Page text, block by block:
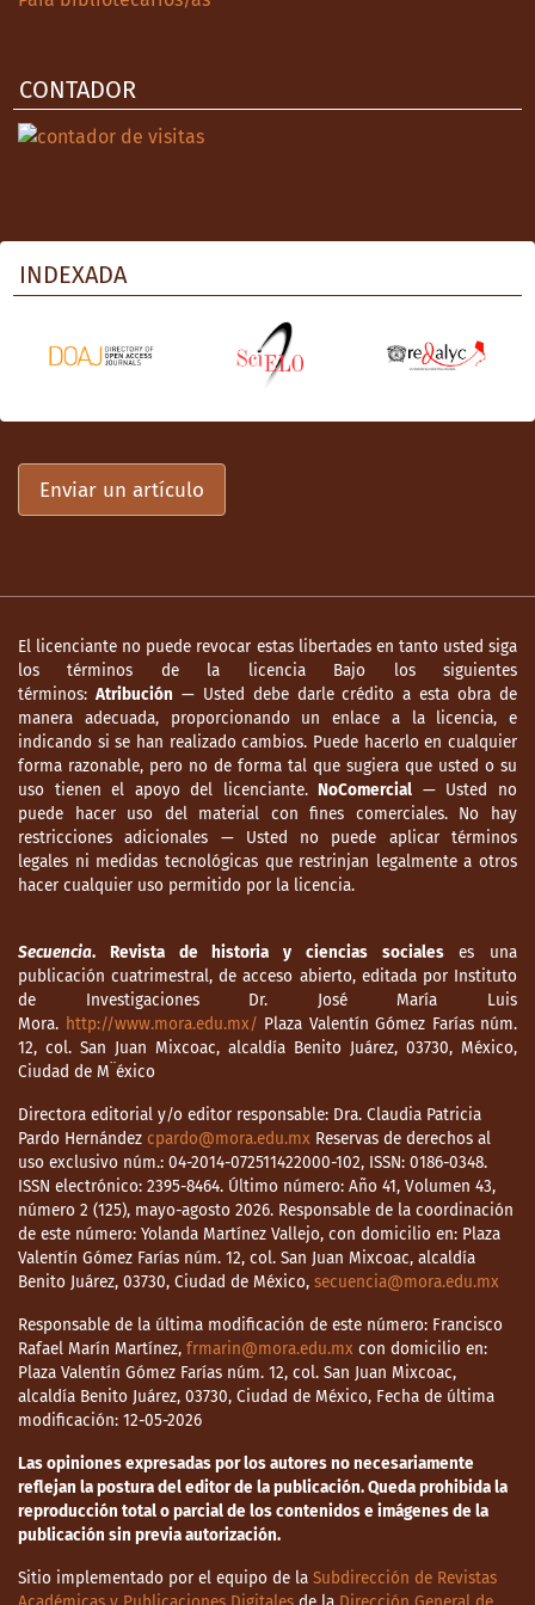
CONTADOR
INDEXADA
Enviar un artículo
El licenciante no puede revocar estas libertades en tanto usted siga
los términos de la licencia Bajo los siguientes
términos: Atribución — Usted debe darle crédito a esta obra de
manera adecuada, proporcionando un enlace a la licencia, e
indicando si se han realizado cambios. Puede hacerlo en cualquier
forma razonable, pero no de forma tal que sugiera que usted o su
uso tienen el apoyo del licenciante.NoComercial — Usted no
puede hacer uso del material con fines comerciales. No hay
restricciones adicionales — Usted no puede aplicar términos
legales ni medidas tecnológicas que restrinjan legalmente a otros
hacer cualquier uso permitido por la licencia.
Secuencia. Revista de historia y ciencias socialeses una
publicación cuatrimestral, de acceso abierto, editada por Instituto
de Investigaciones Dr. José María Luis
Mora. http://www.mora.edu.mx/ Plaza Valentín Gómez Farías núm.
12, col. San Juan Mixcoac, alcaldía Benito Juárez, 03730, México,
Ciudad de M¨éxico
Directora editorial y/o editor responsable: Dra. Claudia Patricia
Pardo Hernández cpardo@mora.edu.mx Reservas de derechos al
uso exclusivo núm.: 04-2014-072511422000-102, ISSN: 0186-0348.
ISSN electrónico: 2395-8464. Último número: Año 41, Volumen 43,
número 2 (125), mayo-agosto 2026. Responsable de la coordinación
de este número: Yolanda Martínez Vallejo, con domicilio en: Plaza
Valentín Gómez Farías núm. 12, col. San Juan Mixcoac, alcaldía
Benito Juárez, 03730, Ciudad de México, secuencia@mora.edu.mx
Responsable de la última modificación de este número: Francisco
Rafael Marín Martínez, frmarin@mora.edu.mx con domicilio en:
Plaza Valentín Gómez Farías núm. 12, col. San Juan Mixcoac,
alcaldía Benito Juárez, 03730, Ciudad de México, Fecha de última
modificación: 12-05-2026
Las opiniones expresadas por los autores no necesariamente
reflejan la postura del editor de la publicación. Queda prohibida la
reproducción total o parcial de los contenidos e imágenes de la
publicación sin previa autorización.
Sitio implementado por el equipo de la Subdirección de Revistas